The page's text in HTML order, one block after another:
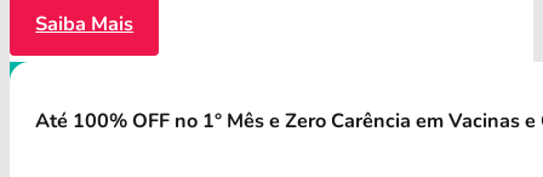
Saiba Mais
Até 100% OFF no 1° Mês e Zero Carência em Vacinas